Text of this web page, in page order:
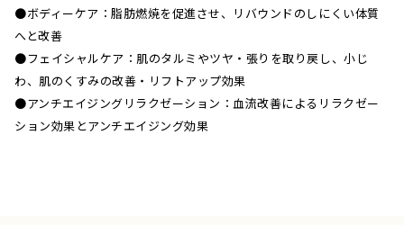
●ボディーケア：脂肪燃焼を促進させ、リバウンドのしにくい体質
へと改善
●フェイシャルケア：肌のタルミやツヤ・張りを取り戻し、小じ
わ、肌のくすみの改善・リフトアップ効果
●アンチエイジングリラクゼーション：血流改善によるリラクゼー
ション効果とアンチエイジング効果